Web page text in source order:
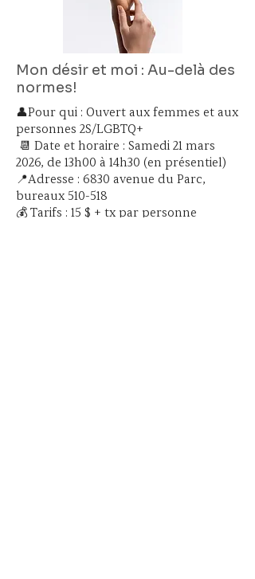
Mon désir et moi : Au-delà des
normes!
👤Pour qui : Ouvert aux femmes et aux
personnes 2S/LGBTQ+
📆 Date et horaire : Samedi 21 mars
2026, de 13h00 à 14h30 (en présentiel)
📍Adresse : 6830 avenue du Parc,
bureaux 510-518
💰 Tarifs : 15 $ + tx par personne